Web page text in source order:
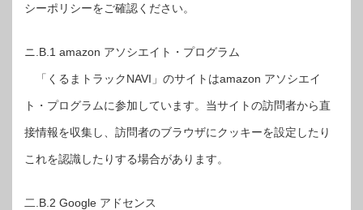
シーポリシーをご確認ください。
ニ.B.1 amazon アソシエイト・プログラム
「くるまトラックNAVI」のサイトはamazon アソシエイ
ト・プログラムに参加しています。当サイトの訪問者から直
接情報を収集し、訪問者のブラウザにクッキーを設定したり
これを認識したりする場合があります。
二.B.2 Google アドセンス